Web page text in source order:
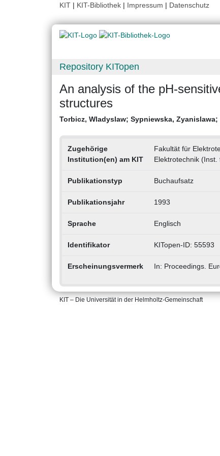
KIT | KIT-Bibliothek | Impressum | Datenschutz
Repository KITopen
An analysis of the pH-
structures
Torbicz, Wladyslaw; Sypniewska, Zyanislawa;
Zugehörige
Institution(en) am KIT
Fakultät für
Elektrotechnik
Publikationstyp Buchaufsatz
Publikationsjahr 1993
Sprache Englisch
Identifikator KITopen-ID: 55593
Erscheinungsvermerk In: Proceedings.
KIT – Die Universität in der Helmholtz-Gemeinschaft